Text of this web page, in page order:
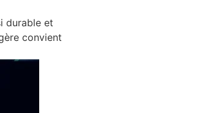
durable et
convient